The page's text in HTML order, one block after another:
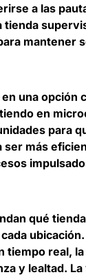
a las
tienda
mantener
una opción
en
para
ser más
qué
ubicación
tiempo real,
y lealtad.